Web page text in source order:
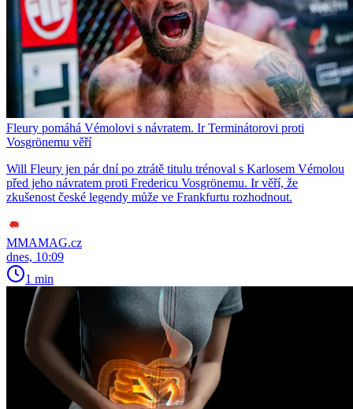
Fleury pomáhá Vémolovi s návratem. Ir Terminátorovi proti
Vosgrönemu věří
Will Fleury jen pár dní po ztrátě titulu trénoval s Karlosem Vémolou
před jeho návratem proti Fredericu Vosgrönemu. Ir věří, že
zkušenost české legendy může ve Frankfurtu rozhodnout.
MMAMAG.cz
dnes, 10:09
1 min